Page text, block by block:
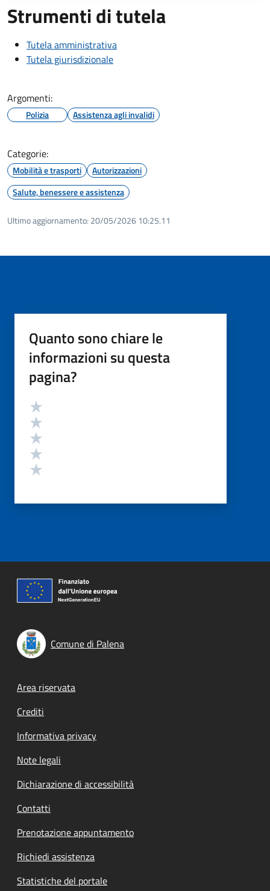
Strumenti di tutela
Tutela amministrativa
Tutela giurisdizionale
Argomenti:
Polizia Assistenza agli invalidi
Categorie:
Mobilità e trasporti
Autorizzazioni
Salute, benessere e assistenza
Ultimo aggiornamento: 20/05/2026 10:25.11
Quanto sono chiare le
informazioni su questa
pagina?
Valutazione
Comune di Palena
Footer menu
Area riservata
Crediti
Informativa privacy
Note legali
Dichiarazione di accessibilità
Contatti
Prenotazione appuntamento
Richiedi assistenza
Statistiche del portale